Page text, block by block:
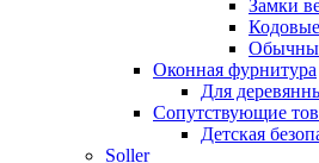
Замки
Оконная фурнитура
Для
Сопутствующие
Детская
Soller